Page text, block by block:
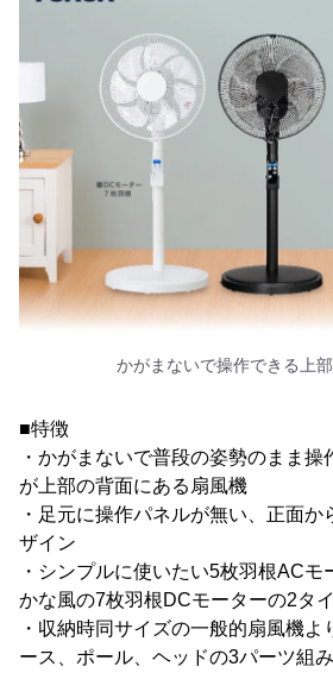
かがまないで操作できる上
■特徴
・かがまないで普段の姿勢のまま
が上部の背面にある扇風機
・足元に操作パネルが無い、正面
ザイン
・シンプルに使いたい5枚羽根ACモ
かな風の7枚羽根DCモーターの2タ
・収納時同サイズの一般的扇風機
ース、ポール、ヘッドの3パーツ組